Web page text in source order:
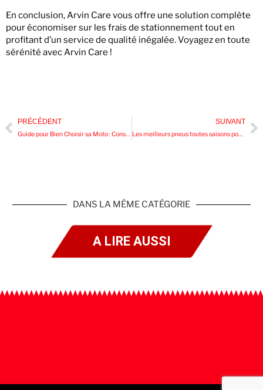
En conclusion, Arvin Care vous offre une solution complète
pour économiser sur les frais de stationnement tout en
profitant d’un service de qualité inégalée. Voyagez en toute
sérénité avec Arvin Care !
PRÉCÉDENT
Guide pour Bien Choisir sa Moto : Conseils et Astuces
SUIVANT
Les meilleurs pneus toutes saisons pour votre voiture : notre guide complet
DANS LA MÊME CATÉGORIE
A LIRE AUSSI